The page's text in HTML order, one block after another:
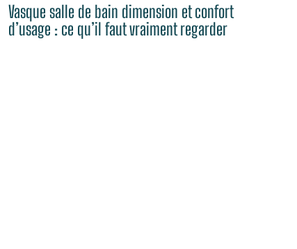
Vasque salle de bain dimension et confort
d’usage : ce qu’il faut vraiment regarder